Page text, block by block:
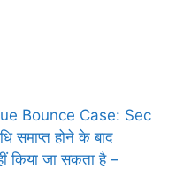
Bounce Case: Sec
समाप्त होने के बाद
किया जा सकता है –